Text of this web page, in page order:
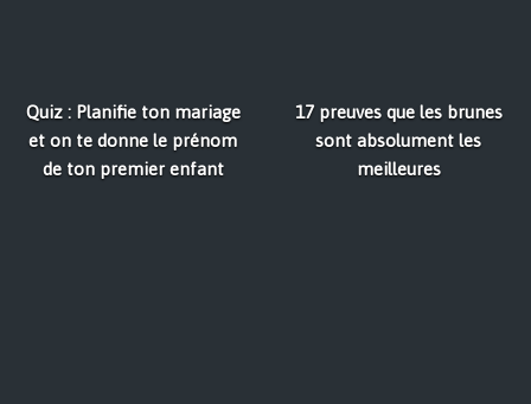
Quiz : Planifie ton mariage
et on te donne le prénom
de ton premier enfant
17 preuves que les brunes
sont absolument les
meilleures